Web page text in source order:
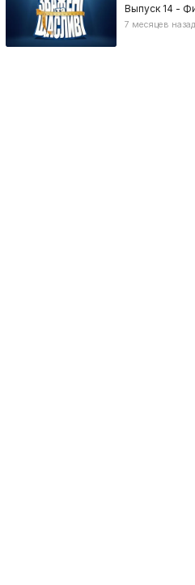
Выпуск 14 -
7 месяцев назад